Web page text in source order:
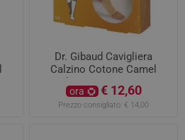
Dr. Gibaud Cavigliera
Calzino Cotone Camel
Taglia 3 Da 23 A 25 CM
ora € 12,60
Prezzo consigliato: € 14,00